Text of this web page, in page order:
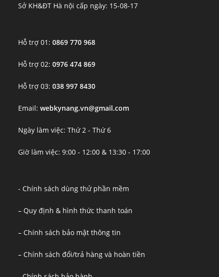
Sở KH&ĐT Hà nội cấp ngày: 15-08-17
Hỗ trợ 01:0869 770 968
Hỗ trợ 02:0976 474 869
Hỗ trợ 03:038 997 8430
Email:webkynang.vn@gmail.com
Ngày làm việc: Thứ 2 - Thứ 6
Giờ làm việc: 9:00 - 12:00 & 13:30 - 17:00
- Chính sách dùng thử phần mềm
– Quy định & hình thức thanh toán
– Chính sách bảo mật thông tin
– Chính sách đổi/trả hàng và hoàn tiền